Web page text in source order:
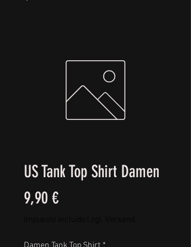
US Tank Top Shirt Damen
9,90 €Precio